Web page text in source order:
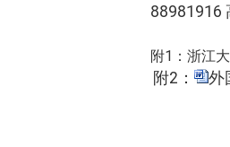
88981916
附1 ： 浙江
附2 ： 外